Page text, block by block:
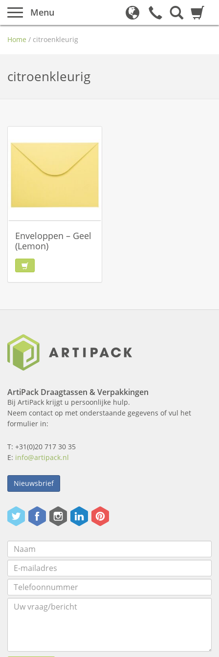
Menu
Home / citroenkleurig
citroenkleurig
Enveloppen – Geel
(Lemon)
ArtiPack Draagtassen & Verpakkingen
Bij ArtiPack krijgt u persoonlijke hulp.
Neem contact op met onderstaande gegevens of vul het
formulier in:
T: +31(0)20 717 30 35
E: info@artipack.nl
Nieuwsbrief